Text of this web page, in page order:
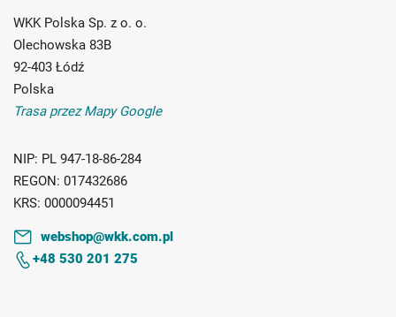
WKK Polska Sp. z o. o.
Olechowska 83B
92-403 Łódź
Polska
Trasa przez Mapy Google
NIP: PL 947-18-86-284
REGON: 017432686
KRS: 0000094451
webshop@wkk.com.pl
+48 530 201 275